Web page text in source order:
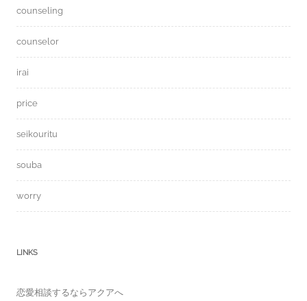
counseling
counselor
irai
price
seikouritu
souba
worry
LINKS
恋愛相談するならアクアへ